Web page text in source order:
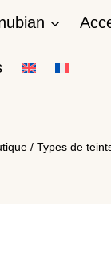
/ Types de